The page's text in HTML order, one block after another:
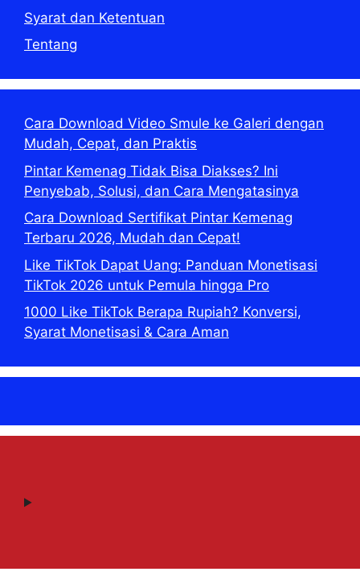
Syarat dan Ketentuan
Tentang
Cara Download Video Smule ke Galeri dengan
Mudah, Cepat, dan Praktis
Pintar Kemenag Tidak Bisa Diakses? Ini
Penyebab, Solusi, dan Cara Mengatasinya
Cara Download Sertifikat Pintar Kemenag
Terbaru 2026, Mudah dan Cepat!
Like TikTok Dapat Uang: Panduan Monetisasi
TikTok 2026 untuk Pemula hingga Pro
1000 Like TikTok Berapa Rupiah? Konversi,
Syarat Monetisasi & Cara Aman